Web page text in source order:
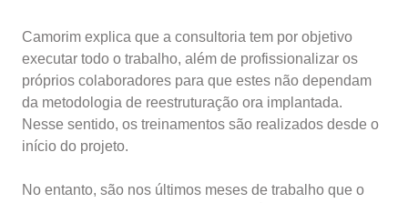
Camorim explica que a consultoria tem por objetivo
executar todo o trabalho, além de profissionalizar os
próprios colaboradores para que estes não dependam
da metodologia de reestruturação ora implantada.
Nesse sentido, os treinamentos são realizados desde o
início do projeto.
No entanto, são nos últimos meses de trabalho que o